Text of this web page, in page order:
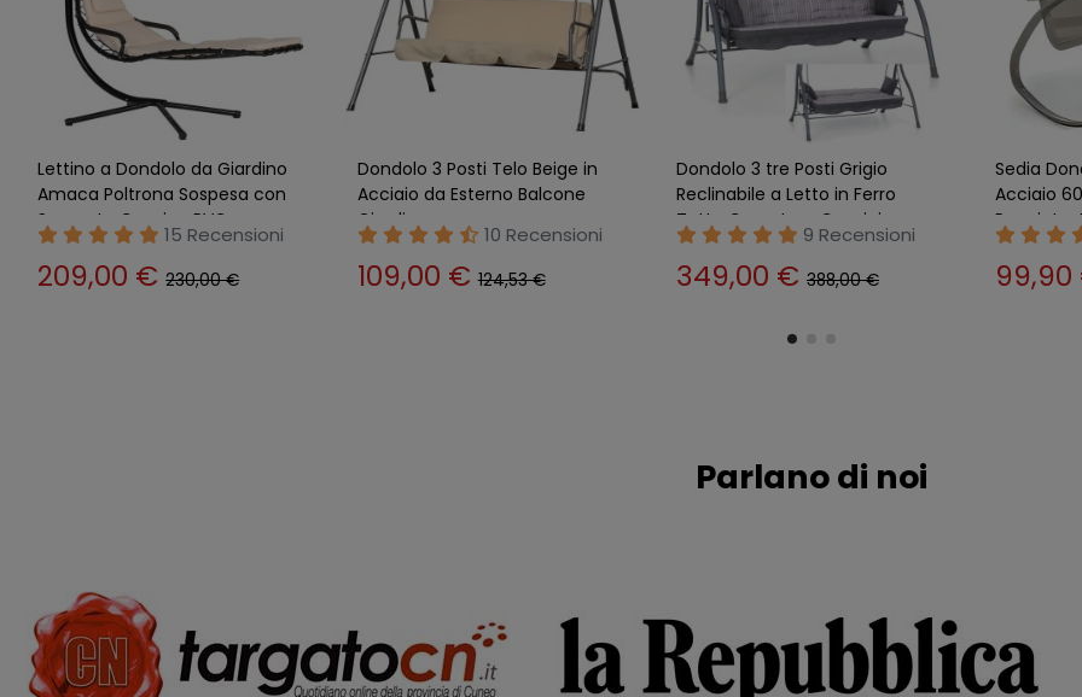
Dondolo 3 tre Posti Beige
Reclinabile Letto in Ferro con
Tetto Copertura Cuscini
15 Recensioni
348,00 €384,00 €
Dondolo 3 Posti Ecru Reclinabile
Letto Telo Tetto Cuscini
Copertura da Giardino
9 Recensioni
205,00 €227,00 €
Dondolo 3 Posti Telo Verde
Cuscini Tetto Copertura da
Giardino Balcone Terrazzo
20 Recensioni
119,00 €124,30 €
Dondolo
Terrazzo
Cuscino
Parlano di noi